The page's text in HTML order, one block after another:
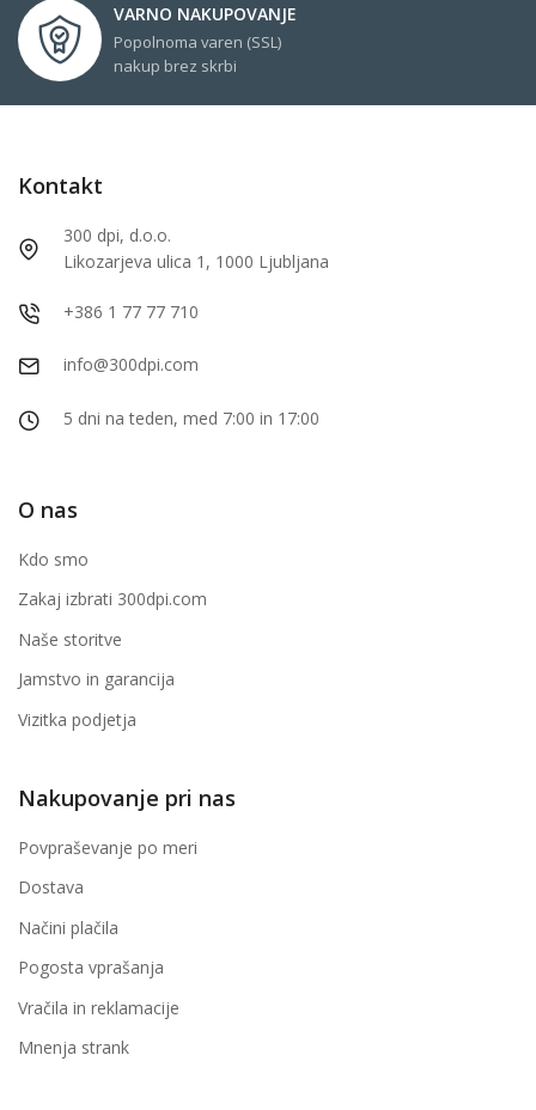
VARNO NAKUPOVANJE
Popolnoma varen (SSL)
nakup brez skrbi
Kontakt
300 dpi, d.o.o.
Likozarjeva ulica 1, 1000 Ljubljana
+386 1 77 77 710
info@300dpi.com
5 dni na teden, med 7:00 in 17:00
O nas
Kdo smo
Zakaj izbrati 300dpi.com
Naše storitve
Jamstvo in garancija
Vizitka podjetja
Nakupovanje pri nas
Povpraševanje po meri
Dostava
Načini plačila
Pogosta vprašanja
Vračila in reklamacije
Mnenja strank